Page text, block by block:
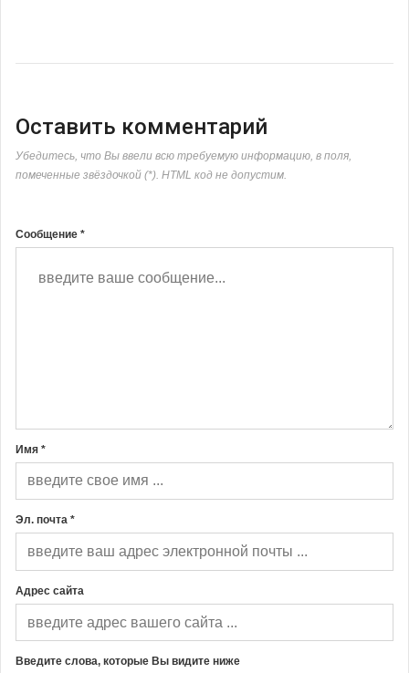
Оставить комментарий
Убедитесь, что Вы ввели всю требуемую информацию, в поля,
помеченные звёздочкой (*). HTML код не допустим.
Сообщение *
Имя *
Эл. почта *
Адрес сайта
Введите слова, которые Вы видите ниже